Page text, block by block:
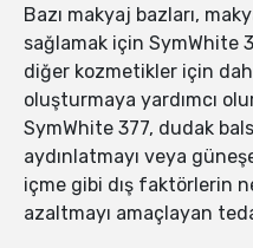
Bazı makyaj bazları,
sağlamak için SymWhite
diğer kozmetikler için
oluşturmaya yardımcı
SymWhite 377, dudak
aydınlatmayı veya
içme gibi dış faktörlerin
azaltmayı amaçlayan